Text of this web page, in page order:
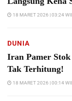
18 MARET 2026 | 03:24
DUNIA
Iran Pamer
Tak Terhitung!
18 MARET 2026 | 00:14